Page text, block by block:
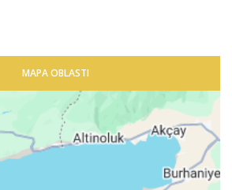
MAPA OBLASTI